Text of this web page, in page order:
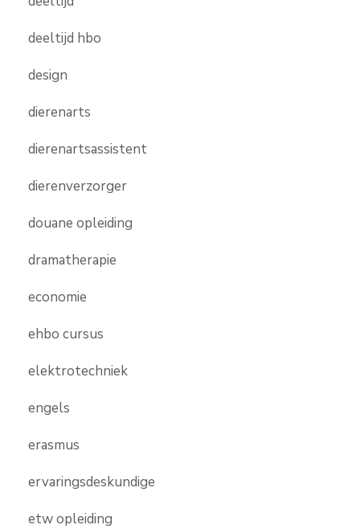
deeltijd hbo
design
dierenarts
dierenartsassistent
dierenverzorger
douane opleiding
dramatherapie
economie
ehbo cursus
elektrotechniek
engels
erasmus
ervaringsdeskundige
etw opleiding